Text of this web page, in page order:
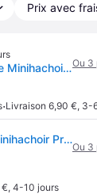
Prix avec
Kenwood Accessoire Minihachoir Prospero+ KAP10.000GY - GrisOu 3
·Livraison 6,90 €, 3-
Kenwood Accessoire Minihachoir Prospero+ KAP10.000GY - Gris
Ou 3
, 4-10 jours